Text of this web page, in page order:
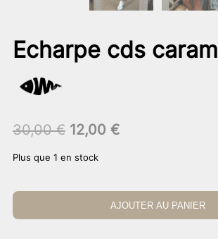
Echarpe cds
30,00€ Le
initial
30,00 €.
12,00 €Le
12,00 €.
Plus que 1 en stock
AJOUTER AU PANIER